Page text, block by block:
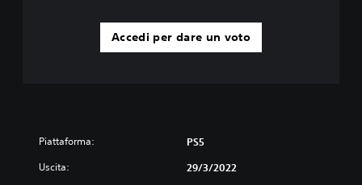
Accedi per dare un voto
Piattaforma: PS5
Uscita: 29/3/2022